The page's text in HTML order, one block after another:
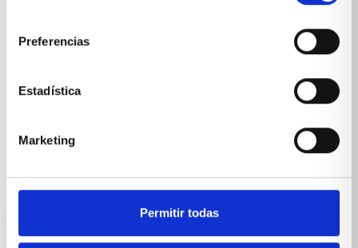
Preferencias
Estadística
Marketing
Permitir todas
Cocinas a medida
Profesionales